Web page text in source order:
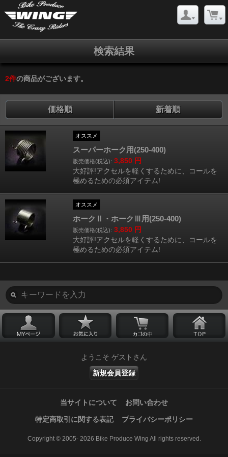
検索結果
2件の商品がございます。
価格順 新着順
オススメ
スーパーホーク用(250-400)
販売価格(税込): 3,850 円
大好評!アクセルを軽くするために、コールを
極めるための必須アイテム!
オススメ
ホークⅡ・ホークⅢ用(250-400)
販売価格(税込): 3,850 円
大好評!アクセルを軽くするために、コールを
極めるための必須アイテム!
ようこそ ゲストさん
新規会員登録
当サイトについて お問い合わせ
特定商取引に関する表記 プライバシーポリシー
Copyright © 2005- 2026 Bike Produce Wing All rights reserved.